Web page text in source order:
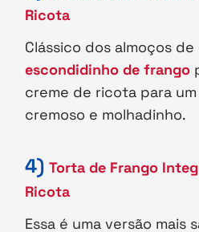
Ricota
Clássico dos almoços
escondidinho de frango
creme de ricota para
cremoso e molhadinho.
4)Torta de Frango
Ricota
Essa é uma versão mais